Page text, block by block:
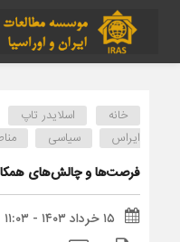
خانه اسلایدر تاپ
ایراس
سیاسی
فرصت‌ها و چالش‌های
۱۵ خرداد ۱۴۰۳ - ۱۱:۰۳